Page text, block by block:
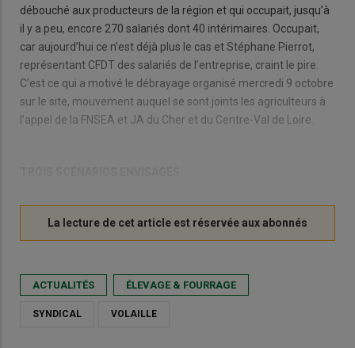
débouché aux producteurs de la région et qui occupait, jusqu’à
il y a peu, encore 270 salariés dont 40 intérimaires. Occupait,
car aujourd’hui ce n’est déjà plus le cas et Stéphane Pierrot,
représentant CFDT des salariés de l’entreprise, craint le pire.
C’est ce qui a motivé le débrayage organisé mercredi 9 octobre
sur le site, mouvement auquel se sont joints les agriculteurs à
l’appel de la FNSEA et JA du Cher et du Centre-Val de Loire.
ACTUALITÉS ÉLEVAGE & FOURRAGE
SYNDICAL VOLAILLE